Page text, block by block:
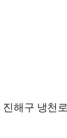
해구 냉천로